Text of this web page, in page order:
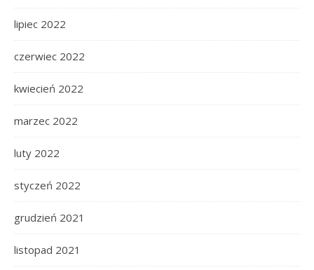
lipiec 2022
czerwiec 2022
kwiecień 2022
marzec 2022
luty 2022
styczeń 2022
grudzień 2021
listopad 2021